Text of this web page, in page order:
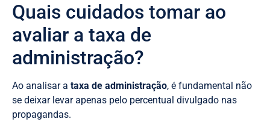
Quais cuidados tomar ao
avaliar a taxa de
administração?
Ao analisar a taxa de administração, é fundamental não
se deixar levar apenas pelo percentual divulgado nas
propagandas.